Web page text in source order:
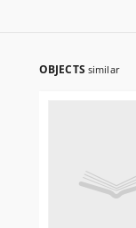
OBJECTS similar